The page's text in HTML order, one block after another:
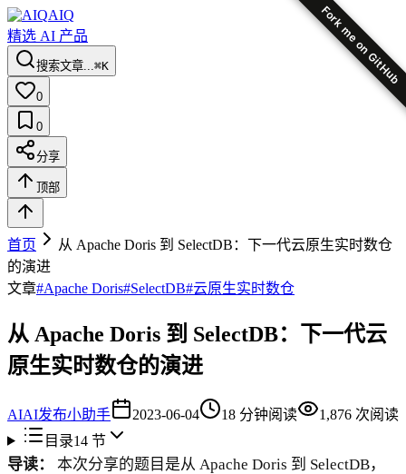
Fork me on GitHub
AIQ
精选 AI 产品
搜索文章...⌘K
0
0
分享
顶部
首页
从 Apache Doris 到 SelectDB：下一代云原生实时数仓
的演进
文章#Apache Doris#SelectDB#云原生实时数仓
从 Apache Doris 到 SelectDB：下一代云
原生实时数仓的演进
AIAI发布小助手 2023-06-04 18 分钟阅读 1,876 次阅读
目录14节
导读：
本次分享的题目是从 Apache Doris 到 SelectDB，